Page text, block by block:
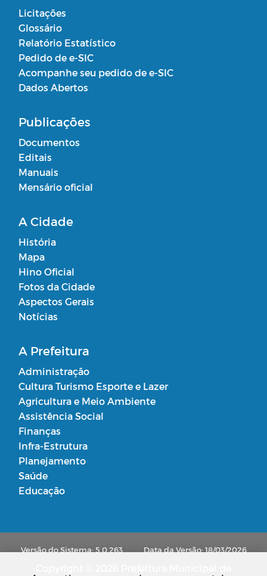
Licitações
Glossário
Relatório Estatístico
Pedido de e-SIC
Acompanhe seu pedido de e-SIC
Dados Abertos
Publicações
Documentos
Editais
Manuais
Mensário oficial
A Cidade
História
Mapa
Hino Oficial
Fotos da Cidade
Aspectos Gerais
Notícias
A Prefeitura
Administração
Cultura Turismo Esporte e Lazer
Agricultura e Meio Ambiente
Assistência Social
Finanças
Infra-Estrutura
Planejamento
Saúde
Educação
Versão do Sistema: 5.0.263 Data da Versão: 18/03/2026